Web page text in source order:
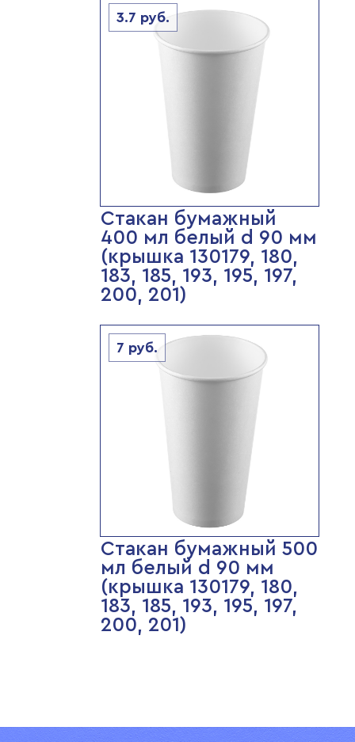
3.7 руб.
Стакан бумажный
400 мл белый d 90 мм
(крышка 130179, 180,
183, 185, 193, 195, 197,
200, 201)
7 руб.
Стакан бумажный 500
мл белый d 90 мм
(крышка 130179, 180,
183, 185, 193, 195, 197,
200, 201)